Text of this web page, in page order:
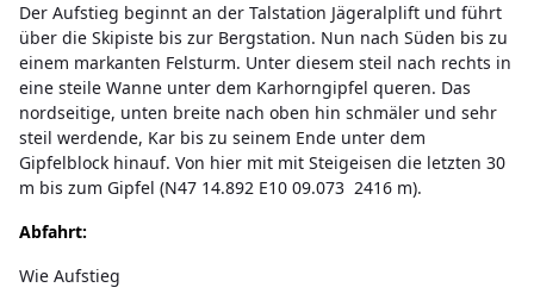
Der Aufstieg beginnt an der Talstation Jägeralplift und führt
über die Skipiste bis zur Bergstation. Nun nach Süden bis zu
einem markanten Felsturm. Unter diesem steil nach rechts in
eine steile Wanne unter dem Karhorngipfel queren. Das
nordseitige, unten breite nach oben hin schmäler und sehr
steil werdende, Kar bis zu seinem Ende unter dem
Gipfelblock hinauf. Von hier mit mit Steigeisen die letzten 30
m bis zum Gipfel (N47 14.892 E10 09.073 2416 m).
Abfahrt:
Wie Aufstieg